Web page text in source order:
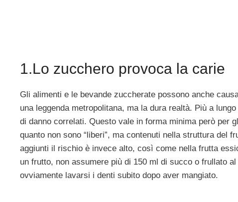
1.Lo zucchero provoca la carie
Gli alimenti e le bevande zuccherate possono anche
una leggenda metropolitana, ma la dura realtà. Più a
di danno correlati. Questo vale in forma minima però per
quanto non sono “liberi”, ma contenuti nella struttura del
aggiunti il rischio è invece alto, così come nella frutta
un frutto, non assumere più di 150 ml di succo o frullato
ovviamente lavarsi i denti subito dopo aver mangiato.